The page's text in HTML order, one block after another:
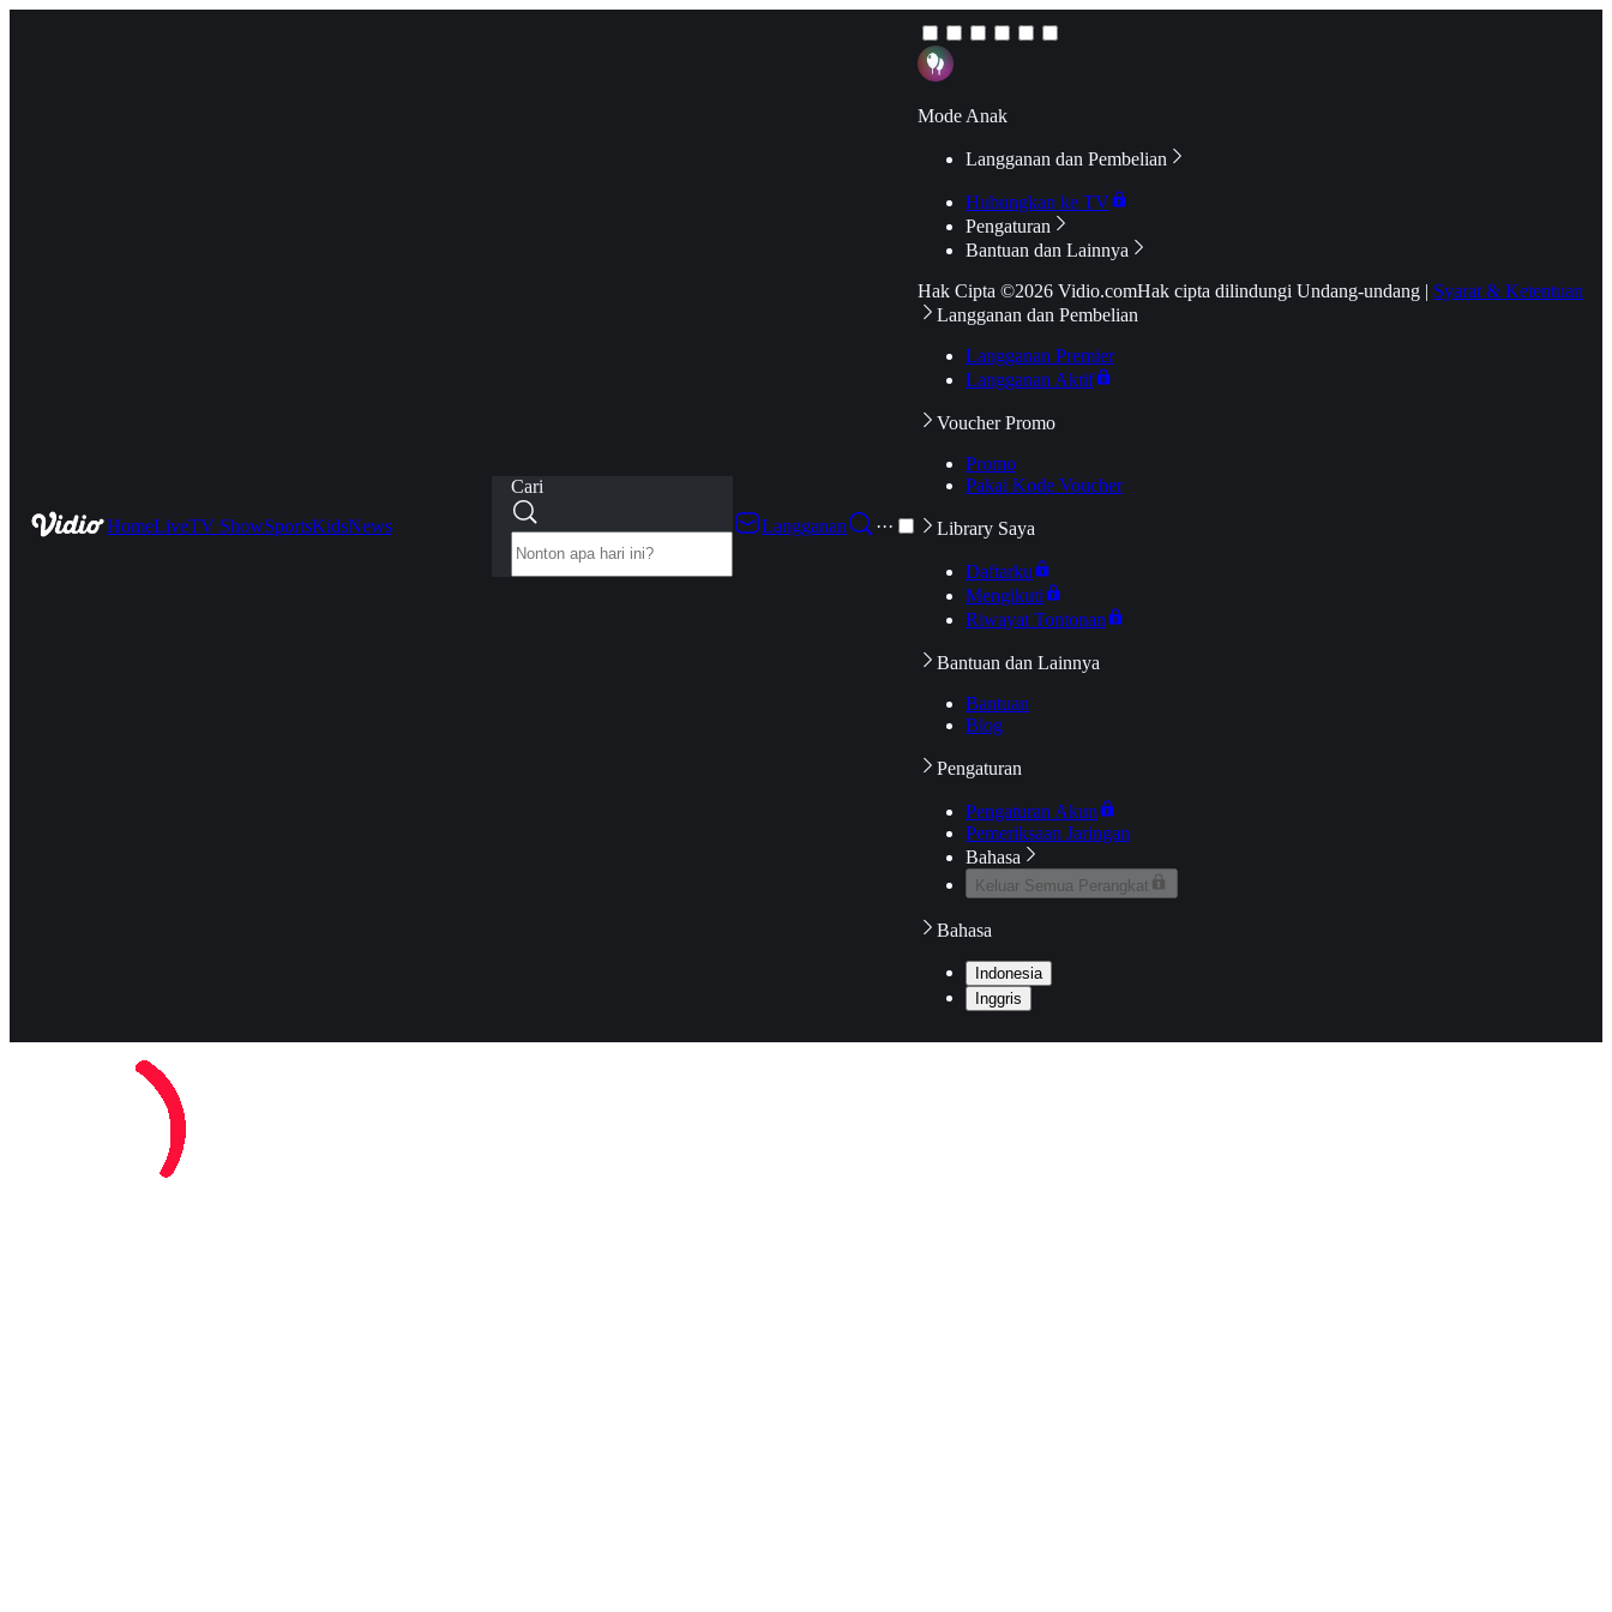
HomeLiveTV ShowSportsKidsNews
Cari
Langganan
···
Mode Anak
Langganan dan Pembelian
Hubungkan ke TV
Pengaturan
Bantuan dan Lainnya
Hak Cipta ©2026 Vidio.comHak cipta dilindungi Undang-undang | Syarat & Ketentuan
Langganan dan Pembelian
Langganan Premier
Langganan Aktif
Voucher Promo
Promo
Pakai Kode Voucher
Library Saya
Daftarku
Mengikuti
Riwayat Tontonan
Bantuan dan Lainnya
Bantuan
Blog
Pengaturan
Pengaturan Akun
Pemeriksaan Jaringan
Bahasa
Keluar Semua Perangkat
Bahasa
Indonesia
Inggris